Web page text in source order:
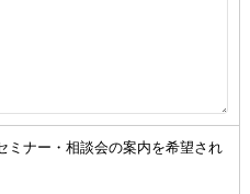
ミナー・相談会の案内を希望され